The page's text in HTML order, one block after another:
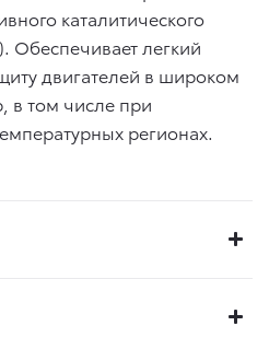
каталитического
Обеспечивает легкий
двигателей в широком
в том числе при
регионах.